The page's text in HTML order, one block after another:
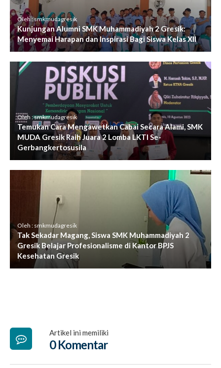
Oleh : smkmudagresik
Kunjungan Alumni SMK Muhammadiyah 2 Gresik:
Menyemai Harapan dan Inspirasi Bagi Siswa Kelas XII
Oleh : smkmudagresik
Temukan Cara Mengawetkan Cabai Secara Alami, SMK
MUDA Gresik Raih Juara 2 Lomba LKTI Se-
Gerbangkertosusila
Oleh : smkmudagresik
Tak Sekadar Magang, Siswa SMK Muhammadiyah 2
Gresik Belajar Profesionalisme di Kantor BPJS
Kesehatan Gresik
Artikel ini memiliki
0 Komentar